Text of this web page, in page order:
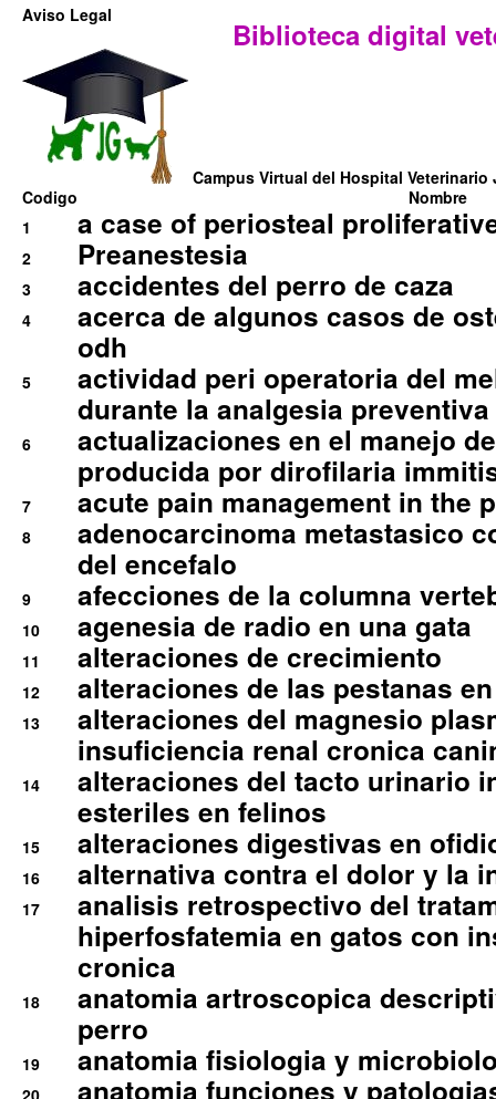
Aviso Legal
Biblioteca digital
Campus Virtual del Hospital Veterinario
Codigo
Nombre
1
a case of periosteal
2 Preanestesia
3 accidentes del perro de caza
4
acerca de algunos casos de
odh
5
actividad peri operatoria del
durante la analgesia
6
actualizaciones en el manejo
producida por dirofilaria
7 acute pain management in the
8
adenocarcinoma metastasico
del encefalo
9 afecciones de la columna
10 agenesia de radio en una gata
11 alteraciones de crecimiento
12 alteraciones de las pestanas
13
alteraciones del magnesio
insuficiencia renal cronica
14
alteraciones del tacto urinario
esteriles en felinos
15 alteraciones digestivas en
16 alternativa contra el dolor y la
17
analisis retrospectivo del
hiperfosfatemia en gatos con
cronica
18
anatomia artroscopica
perro
19 anatomia fisiologia y
20
anatomia funciones y